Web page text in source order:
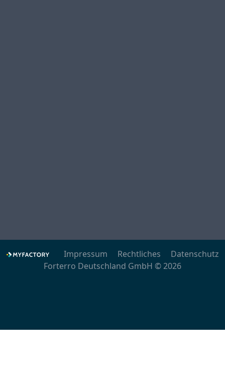
Impressum Rechtliches
Datenschutz
Forterro Deutschland GmbH © 2026